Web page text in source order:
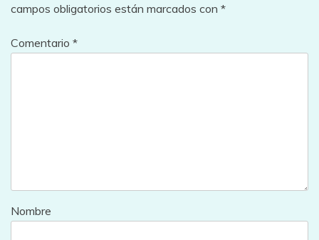
campos obligatorios están marcados con *
Comentario *
Nombre